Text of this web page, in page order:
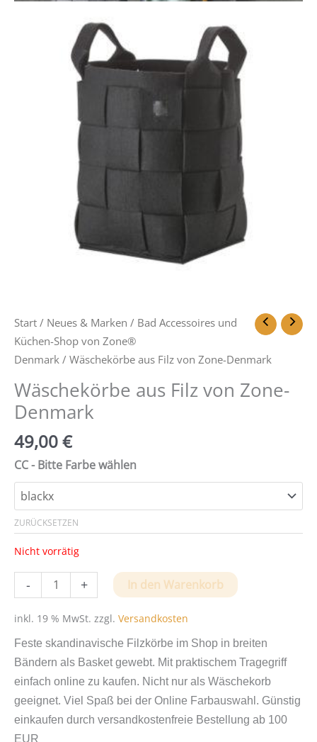
Start / Neues & Marken / Bad Accessoires und
Küchen-Shop von Zone®
Denmark / Wäschekörbe aus Filz von Zone-Denmark
Wäschekörbe aus Filz von Zone-
Denmark
49,00€
CC - Bitte Farbe wählen
ZURÜCKSETZEN
Nicht vorrätig
-
Wäschekörbe
aus
Filz
von
Zone-
Menge
+ In den Warenkorb
inkl. 19 % MwSt. zzgl. Versandkosten
Feste skandinavische Filzkörbe im Shop in breiten
Bändern als Basket gewebt. Mit praktischem Tragegriff
einfach online zu kaufen. Nicht nur als Wäschekorb
geeignet. Viel Spaß bei der Online Farbauswahl. Günstig
einkaufen durch versandkostenfreie Bestellung ab 100
EUR